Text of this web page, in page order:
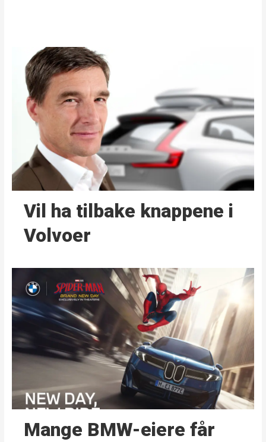
Vil ha tilbake knappene i
Volvoer
Mange BMW-eiere får